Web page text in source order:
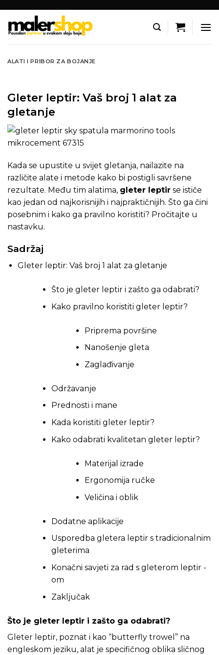
content
ALATI I PRIBOR ZA BOJANJE
Gleter leptir: Vaš broj 1 alat za
gletanje
Kada se upustite u svijet gletanja, nailazite na
različite alate i metode kako bi postigli savršene
rezultate. Među tim alatima, gleter leptir se ističe
kao jedan od najkorisnijih i najpraktičnijih. Što ga čini
posebnim i kako ga pravilno koristiti? Pročitajte u
nastavku.
Sadržaj
Gleter leptir: Vaš broj 1 alat za gletanje
Što je gleter leptir i zašto ga odabrati?
Kako pravilno koristiti gleter leptir?
Priprema površine
Nanošenje gleta
Zaglađivanje
Održavanje
Prednosti i mane
Kada koristiti gleter leptir?
Kako odabrati kvalitetan gleter leptir?
Materijal izrade
Ergonomija ručke
Veličina i oblik
Dodatne aplikacije
Usporedba gletera leptir s tradicionalnim
gleterima
Konačni savjeti za rad s gleterom leptir -
om
Zaključak
Što je gleter leptir i zašto ga odabrati?
Gleter leptir, poznat i kao “butterfly trowel” na
engleskom jeziku, alat je specifičnog oblika sličnog